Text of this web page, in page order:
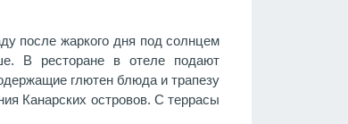
после жаркого дня под солнцем
В ресторане в отеле подают
глютен блюда и трапезу
Канарских островов. С террасы